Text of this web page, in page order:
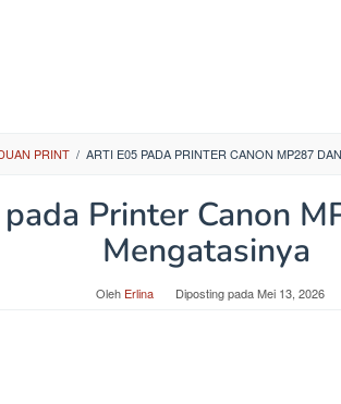
PRINT / ARTI E05 PADA PRINTER CANON MP287
Printer Canon
Mengatasinya
Oleh Erlina Diposting padaMei 13, 2026